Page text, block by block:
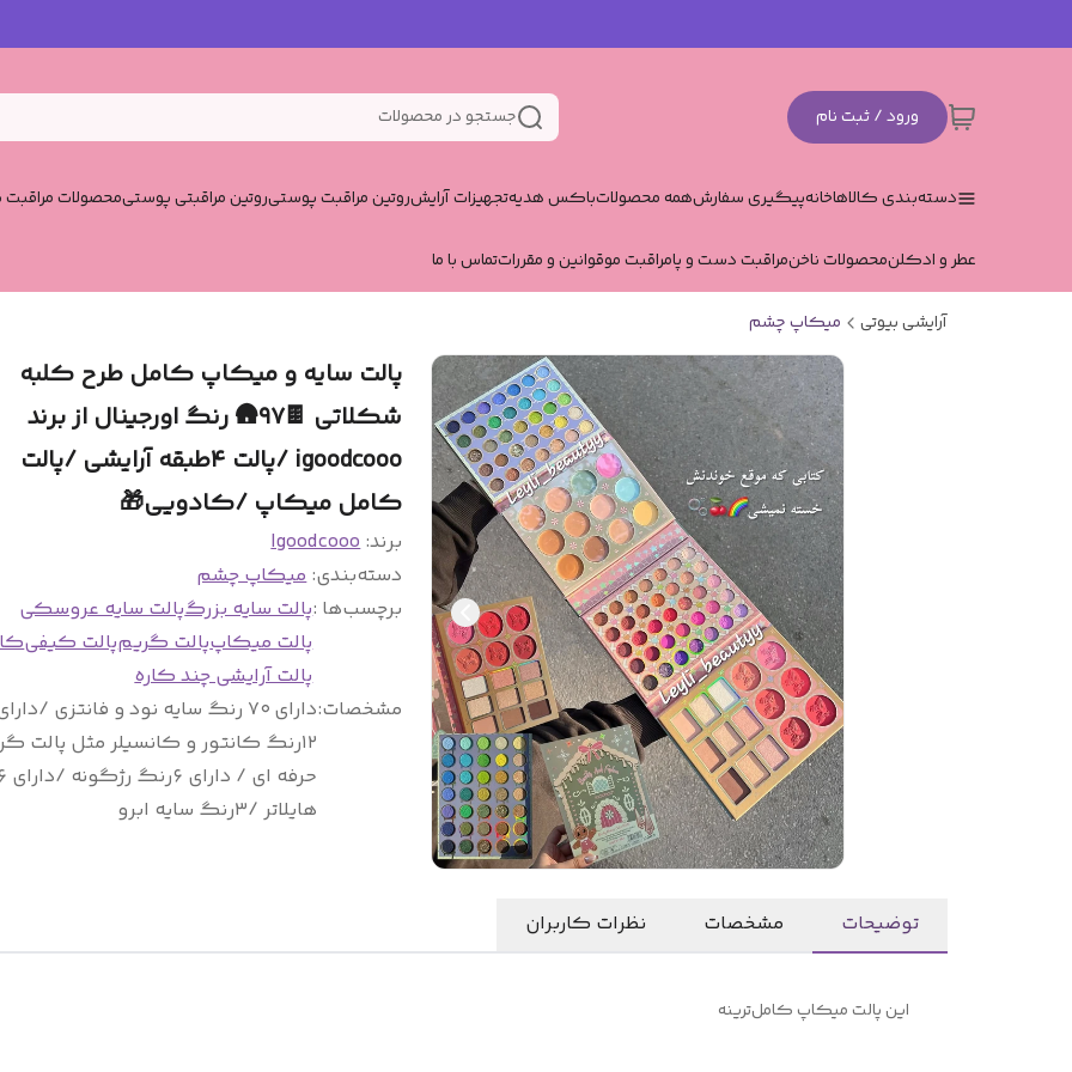
ورود / ثبت نام جستجو در محصولات
دسته‌بندی کالاهاخانهپیگیری سفارشهمه محصولاتباکس هدیهتجهیزات آرایشروتین مراقبت پوستیروتین مراقبتی پوستیمحصولات مراقبت
عطر و ادکلنمحصولات ناخنمراقبت دست و پامراقبت موقوانین و مقرراتتماس با ما
آرایشی بیوتی میکاپ چشم
پالت سایه و میکاپ کامل طرح کلبه
شکلاتی 🍫🛖۹۷ رنگ اورجینال از برند
igoodcooo /پالت ۴طبقه آرایشی /پالت
کامل میکاپ /کادویی🎁
برند:Igoodcooo
دسته‌بندی:میکاپ چشم
برچسب‌ها :پالت سایه بزرگپالت سایه عروسکی
پالت میکاپپالت گریمپالت کیفی
پالت آرایشی چند کاره
مشخصات:
دارای ۷۰ رنگ سایه نود و فانتزی /
۱۲رنگ کانتور و کانسیلر مثل پالت
هایلاتر /۳رنگ سایه ابرو
توضیحات مشخصات نظرات کاربران
این پالت میکاپ کامل‌ترینه